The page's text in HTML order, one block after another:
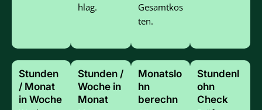
hlag.
Gesamtkos
ten.
Stunden
/ Monat
in Woche
Stunden /
Woche in
Monat
Monatslo
hn
berechn
Stundenl
ohn
Check